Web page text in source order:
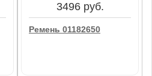
3496 руб.
Ремень 01182650